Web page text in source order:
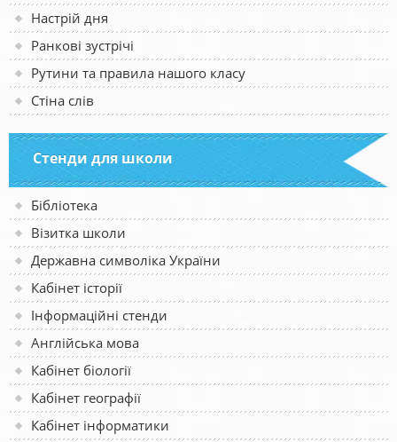
Настрій дня
Ранкові зустрічі
Рутини та правила нашого класу
Стіна слів
Стенди для школи
Бібліотека
Візитка школи
Державна символіка України
Кабінет історії
Інформаційні стенди
Англійська мова
Кабінет біології
Кабінет географії
Кабінет інформатики